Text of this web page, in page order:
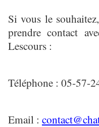
Si vous le
prendre contact
Lescours :
Téléphone : 05-57-
Email :